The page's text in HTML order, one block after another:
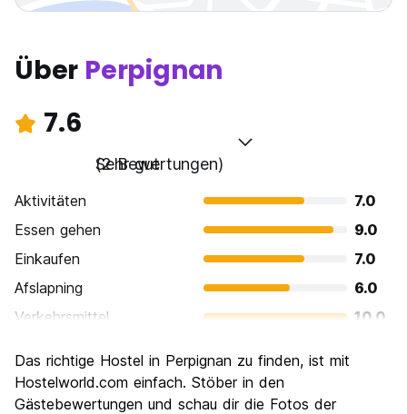
Über Perpignan
7.6
Sehr gut
(2 Bewertungen)
Aktivitäten
7.0
Essen gehen
9.0
Einkaufen
7.0
Afslapning
6.0
Verkehrsmittel
10.0
Kultur
Nachtleben / Party
Das richtige Hostel in Perpignan zu finden, ist mit
Hostelworld.com einfach. Stöber in den
Gästebewertungen und schau dir die Fotos der